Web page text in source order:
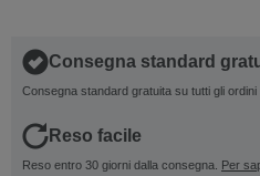
Consegna standard
Consegna standard gratuita su tutti gli ordini
Reso facile
Reso entro 30 giorni dalla consegna. Per